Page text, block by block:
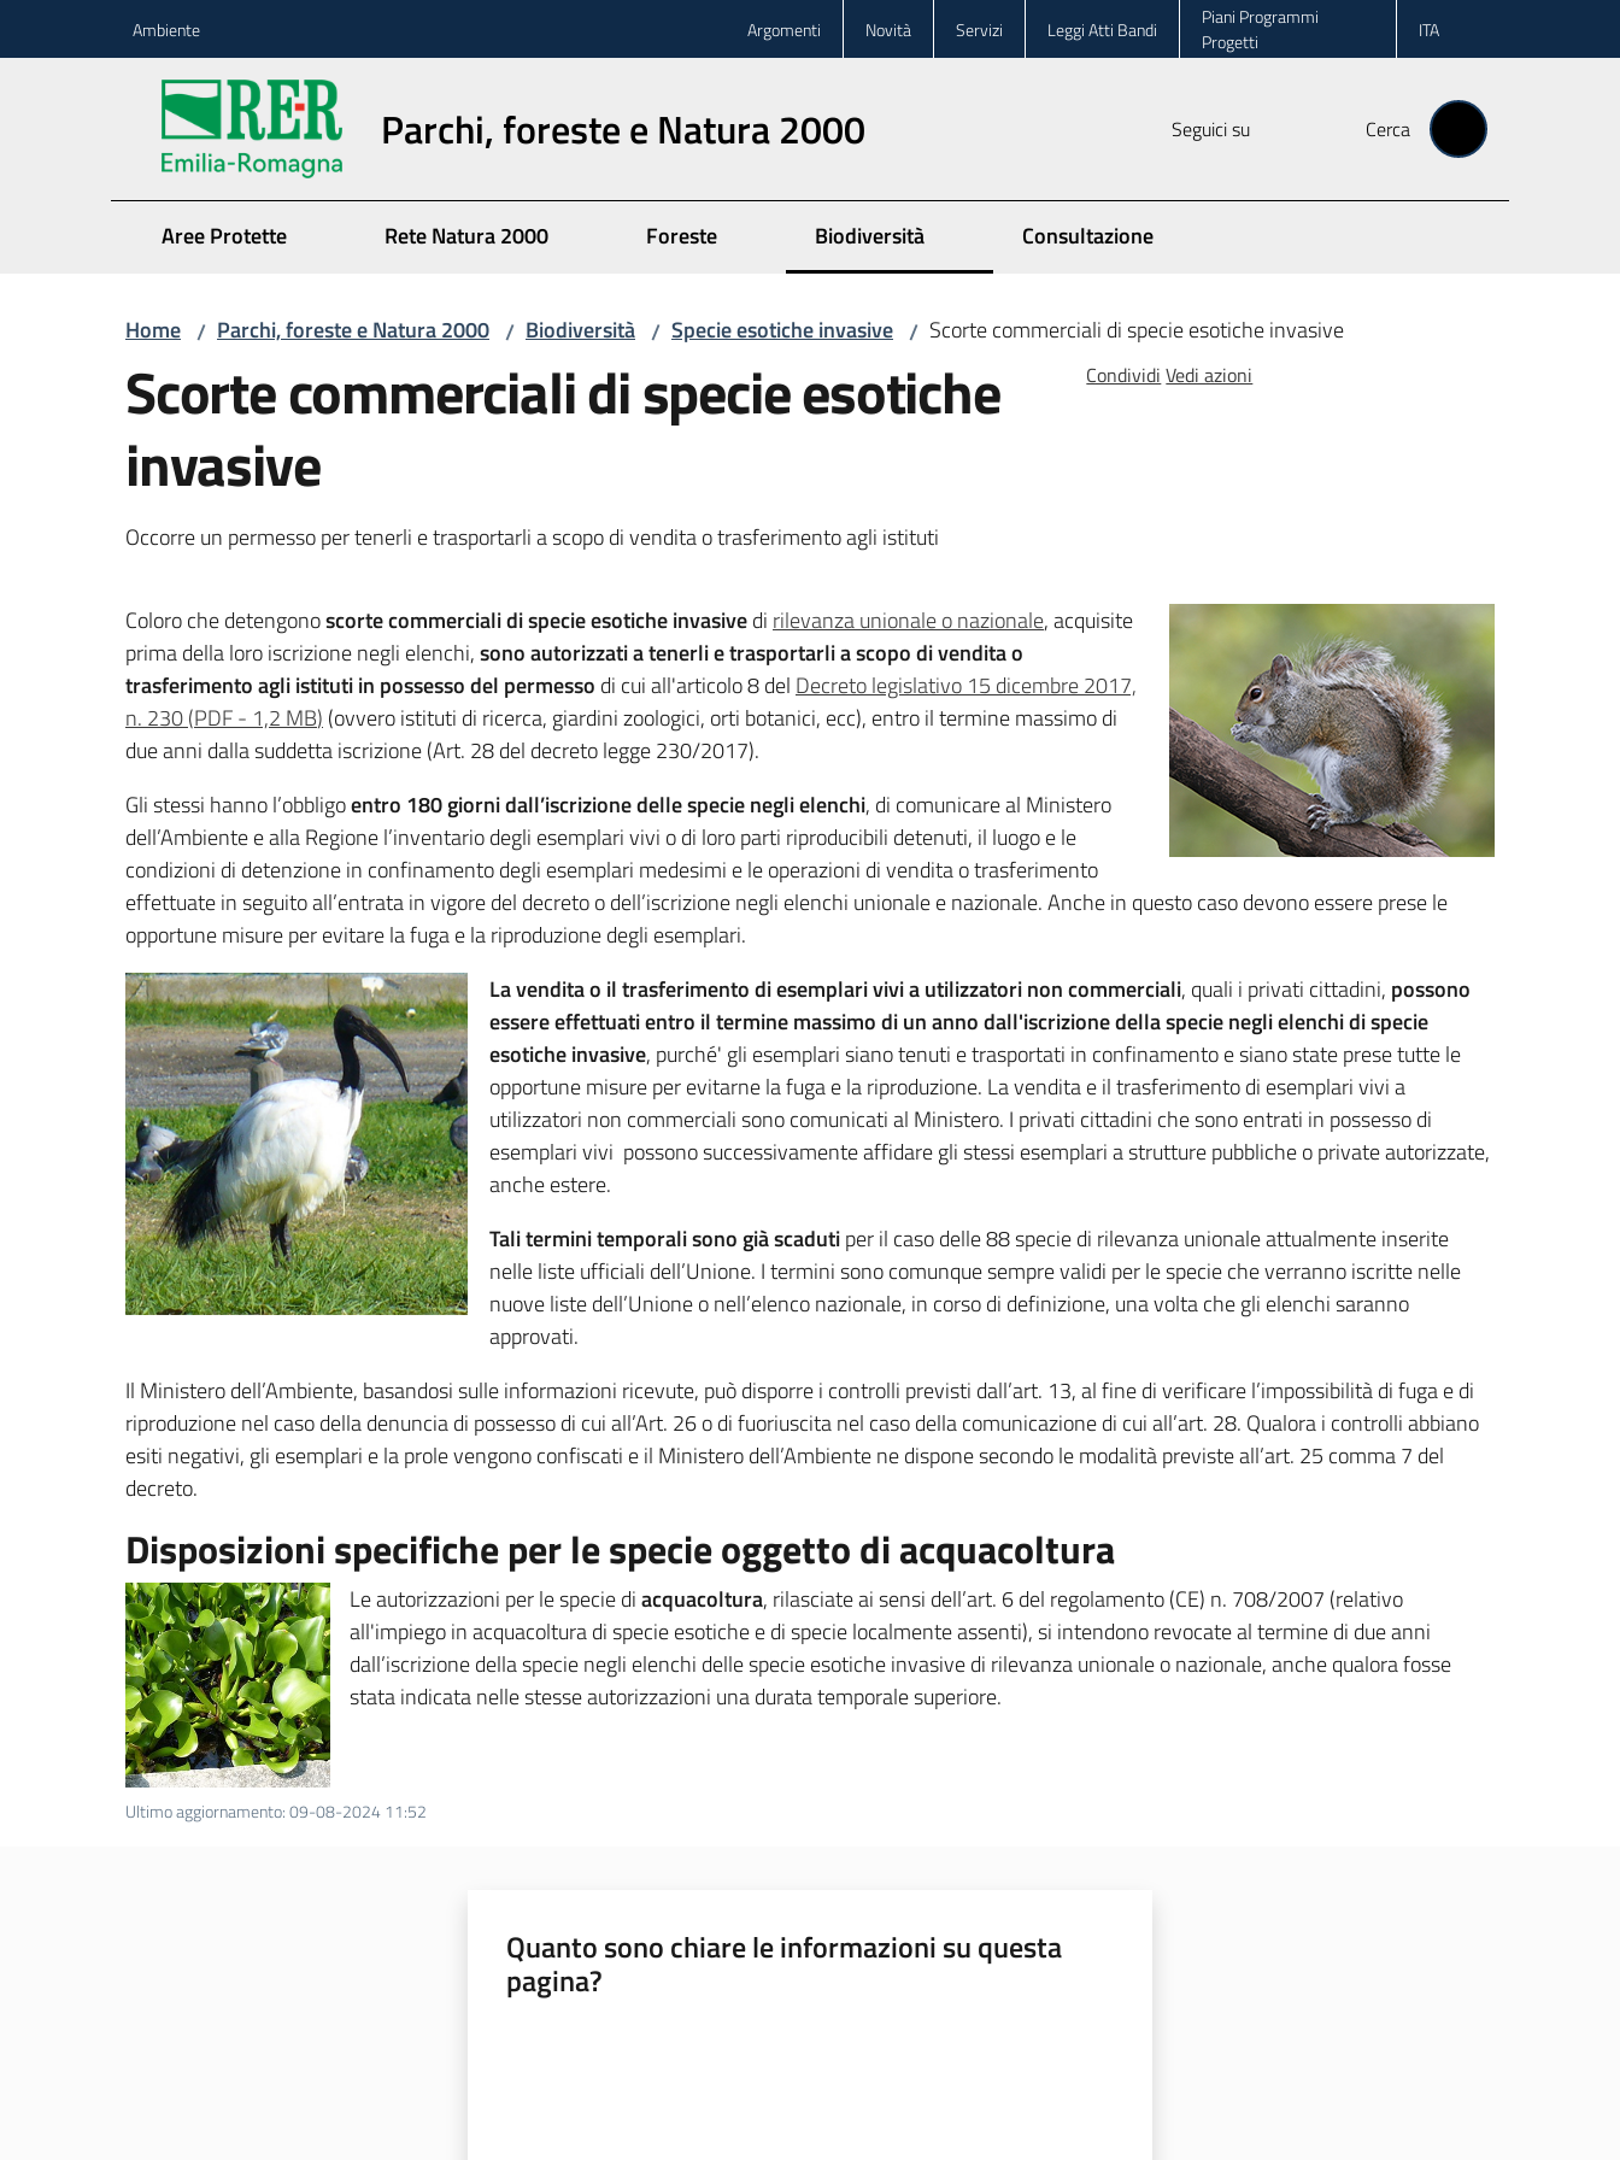
Ambiente Argomenti Novità Servizi Leggi Atti Bandi
Piani Programmi
Progetti
ITA
Parchi, foreste e Natura 2000 Seguici su Cerca
Aree Protette Rete Natura 2000 Foreste Biodiversità Consultazione
Home / Parchi, foreste e Natura 2000 / Biodiversità / Specie esotiche invasive / Scorte commerciali di specie esotiche invasive
Scorte commerciali di specie esotiche
invasive
Occorre un permesso per tenerli e trasportarli a scopo di vendita o trasferimento agli istituti
Condividi Vedi azioni
Coloro che detengonoscorte commerciali di specie esotiche invasivedi rilevanza unionale o nazionale, acquisite
prima della loro iscrizione negli elenchi,sono autorizzati a tenerli e trasportarli a scopo di vendita o
trasferimento agli istituti in possesso del permesso di cui all'articolo 8 del Decreto legislativo 15 dicembre 2017,
n. 230(PDF- 1,2 MB) (ovvero istituti di ricerca, giardini zoologici, orti botanici, ecc), entro il termine massimo di
due anni dalla suddetta iscrizione (Art. 28 del decreto legge 230/2017).
Gli stessi hanno l’obbligoentro 180 giornidall’iscrizione delle specie negli elenchi, di comunicare al Ministero
dell’Ambiente e alla Regione l’inventario degli esemplari vivi o di loro parti riproducibili detenuti, il luogo e le
condizioni di detenzione in confinamento degli esemplari medesimi e le operazioni di vendita o trasferimento
effettuate in seguito all’entrata in vigore del decreto o dell’iscrizione negli elenchi unionale e nazionale. Anche in questo caso devono essere prese le
opportune misure per evitare la fuga e la riproduzione degli esemplari.
La vendita o il trasferimento di esemplari vivi a utilizzatori non commerciali, quali i privati cittadini, possono
essere effettuati entro il termine massimo di un anno dall'iscrizione della specie negli elenchi di specie
esotiche invasive, purché' gli esemplari siano tenuti e trasportati in confinamento e siano state prese tutte le
opportune misure per evitarne la fuga e la riproduzione. La vendita e il trasferimento di esemplari vivi a
utilizzatori non commerciali sono comunicati al Ministero. I privati cittadini che sono entrati in possesso di
esemplari vivi possono successivamente affidare gli stessi esemplari a strutture pubbliche o private autorizzate,
anche estere.
Tali termini temporali sono già scadutiper il caso delle 88 specie di rilevanza unionale attualmente inserite
nelle liste ufficiali dell’Unione. I termini sono comunque sempre validi per le specie che verranno iscritte nelle
nuove liste dell’Unione o nell’elenco nazionale, in corso di definizione, una volta che gli elenchi saranno
approvati.
Il Ministero dell’Ambiente, basandosi sulle informazioni ricevute, può disporre i controlli previsti dall’art. 13, al fine di verificare l’impossibilità di fuga e di
riproduzione nel caso della denuncia di possesso di cui all’Art. 26 o di fuoriuscita nel caso della comunicazione di cui all’art. 28. Qualora i controlli abbiano
esiti negativi, gli esemplari e la prole vengono confiscati e il Ministero dell’Ambiente ne dispone secondo le modalità previste all’art. 25 comma 7 del
decreto.
Disposizioni specifiche per le specie oggetto di acquacoltura
Le autorizzazioni per le specie diacquacoltura, rilasciate ai sensi dell’art. 6 del regolamento (CE) n. 708/2007 (relativo
all'impiego in acquacoltura di specie esotiche e di specie localmente assenti), si intendono revocate al termine di due anni
dall’iscrizione della specie negli elenchi delle specie esotiche invasive di rilevanza unionale o nazionale, anche qualora fosse
stata indicata nelle stesse autorizzazioni una durata temporale superiore.
Ultimo aggiornamento:09-08-2024 11:52
Quanto sono chiare le informazioni su questa
pagina?